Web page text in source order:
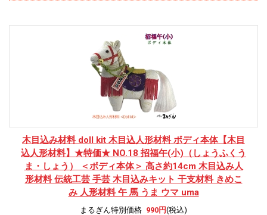
木目込み材料 doll kit 木目込人形材料 ボディ本体【木目
込人形材料】★特価★ NO.18 招福午(小)（しょうふくう
ま・しょう） ＜ボディ本体＞ 高さ約14cm 木目込み人
形材料 伝統工芸 手芸 木目込みキット 干支材料 きめこ
み 人形材料 午 馬 うま ウマ uma
まるぎん特別価格 990円(税込)